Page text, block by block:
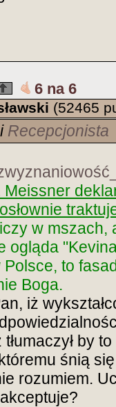
6 na 6
(52465
Recepcjonista
Meissner
w mszach,
ogląda
to
Boga.
iż
by
śnią
rozumiem.